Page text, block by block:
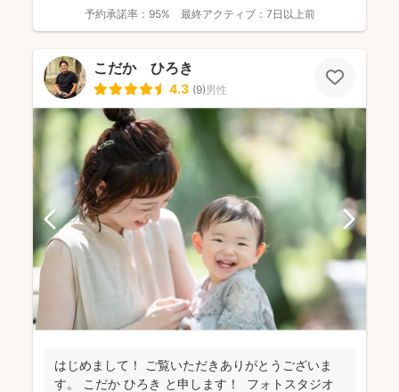
予約承諾率： 95% 最終アクティブ： 7日以上前
こだか ひろき
4.3 (9)男性
はじめまして！ ご覧いただきありがとうございま
す。 こだか ひろき と申します！ フォトスタジオ